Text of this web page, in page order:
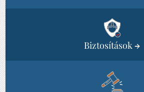
Biztosítások→